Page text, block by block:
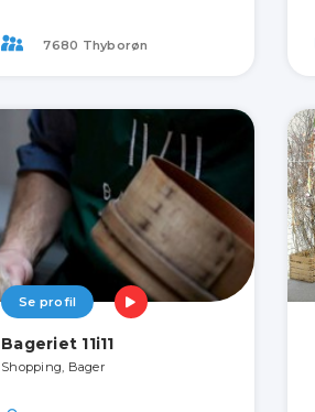
7680 Thyborøn
Se profil
Bageriet 11i11
Shopping, Bager